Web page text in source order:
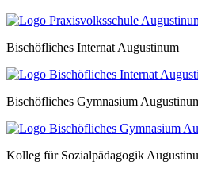
Bischöfliches Internat Augustinum
Bischöfliches Gymnasium
Kolleg für Sozialpädagogik